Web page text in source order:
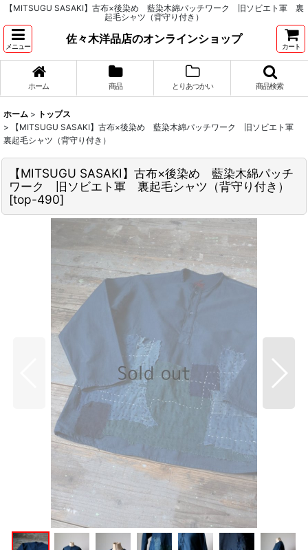
【MITSUGU SASAKI】古布×後染め 藍染木綿パッチワーク 旧ソビエト軍 裏
起毛シャツ（背守り付き）
メニュー
佐々木洋品店のオンラインショップ
カート
ホーム 商品 とりあつかい 商品検索
ホーム > トップス
>
【MITSUGU SASAKI】古布×後染め 藍染木綿パッチワーク 旧ソビエト軍
裏起毛シャツ（背守り付き）
【MITSUGU SASAKI】古布×後染め 藍染木綿パッチ
ワーク 旧ソビエト軍 裏起毛シャツ（背守り付き）
[top-490]